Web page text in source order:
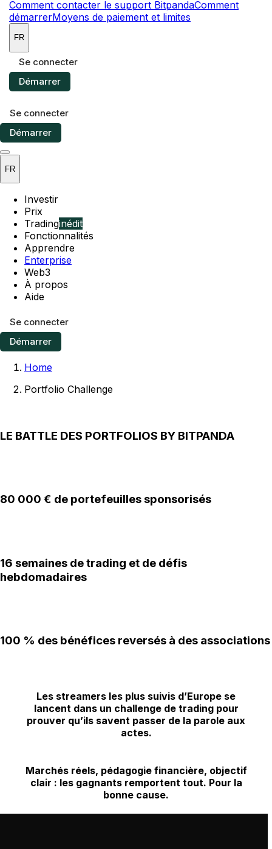
Comment contacter le support BitpandaComment
démarrerMoyens de paiement et limites
FR
Se connecter
Démarrer
Se connecter
Démarrer
FR
Investir
Prix
Tradinginédit
Fonctionnalités
Apprendre
Enterprise
Web3
À propos
Aide
Se connecter
Démarrer
Home
Portfolio Challenge
LE BATTLE DES PORTFOLIOS BY BITPANDA
80 000 € de portefeuilles sponsorisés
16 semaines de trading et de défis
hebdomadaires
100 % des bénéfices reversés à des associations
Les streamers les plus suivis d’Europe se
lancent dans un challenge de trading pour
prouver qu’ils savent passer de la parole aux
actes.
Marchés réels, pédagogie financière, objectif
clair : les gagnants remportent tout. Pour la
bonne cause.